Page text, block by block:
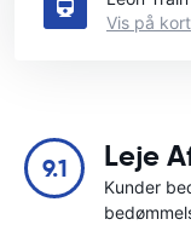
Vis på kort
9.1 Leje
Kunder